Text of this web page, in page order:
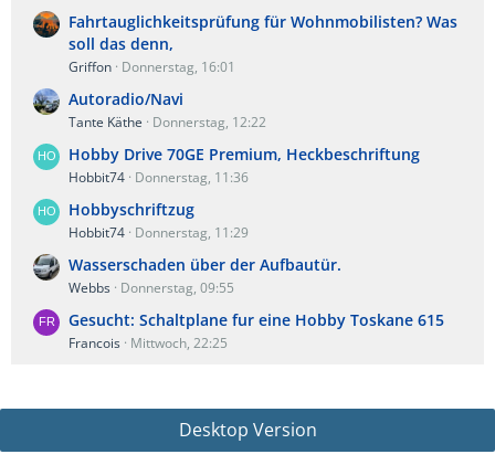
Fahrtauglichkeitsprüfung für Wohnmobilisten? Was
soll das denn,
Griffon Donnerstag, 16:01
Autoradio/Navi
Tante Käthe Donnerstag, 12:22
Hobby Drive 70GE Premium, Heckbeschriftung
Hobbit74 Donnerstag, 11:36
Hobbyschriftzug
Hobbit74 Donnerstag, 11:29
Wasserschaden über der Aufbautür.
Webbs Donnerstag, 09:55
Gesucht: Schaltplane fur eine Hobby Toskane 615
Francois Mittwoch, 22:25
Desktop Version